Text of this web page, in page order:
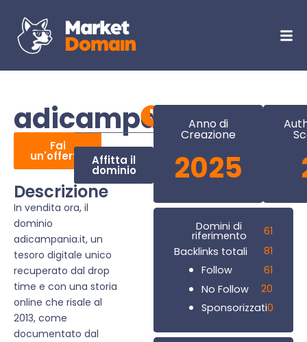
adicampania.it
Fai
un'offerta Affitta il
dominio
Descrizione
In vendita ora, il
dominio
adicampania.it, un
tesoro digitale unico
recuperato dal drop
time e con una storia
online che risale al
2013, come
documentato dal
Anno di
Creazione
2025
Domini di
riferimento
61
Backlinks totali
81
Follow
61
No Follow
20
Sponsorizzati0